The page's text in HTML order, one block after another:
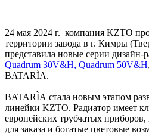
24 мая 2024 г. компания KZTO
территории завода в г. Кимры
представила новые серии дизайн-
Quadrum 30V&H, Quadrum 50V&H
BATARÌA.
BATARÌA стала новым этапом
линейки KZTO. Радиатор имеет
европейских трубчатых
для заказа и богатые цветовые